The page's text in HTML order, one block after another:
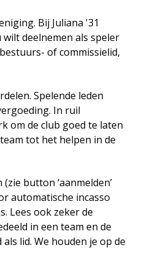
Bij Juliana '31
deelnemen als speler
of commissielid,
Spelende leden
In ruil
om de club goed te laten
tot het helpen in de
button ‘aanmelden’
automatische incasso
Lees ook zeker de
in een team en de
lid. We houden je op de